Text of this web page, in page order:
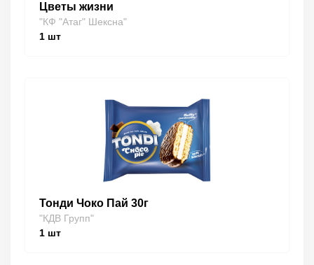
Цветы жизни
"КФ "Атаг" Шексна"
1 шт
Тонди Чоко Пай 30г
"КДВ Групп"
1 шт